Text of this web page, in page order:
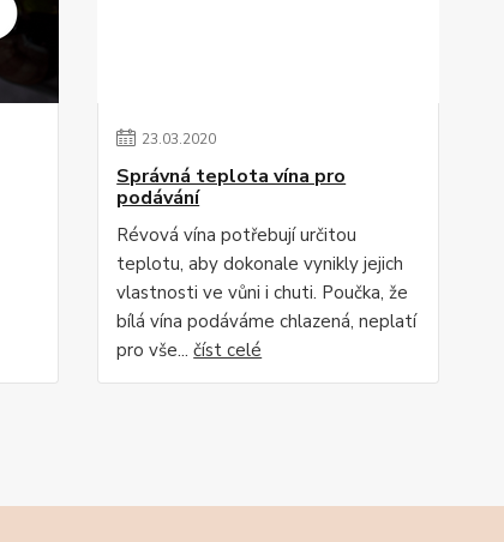
23.03.2020
Správná teplota vína pro
podávání
Révová vína potřebují určitou
teplotu, aby dokonale vynikly jejich
vlastnosti ve vůni i chuti. Poučka, že
bílá vína podáváme chlazená, neplatí
pro vše...číst celé